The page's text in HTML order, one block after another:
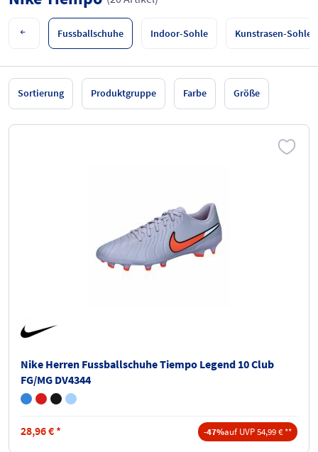
Fussballschuhe Indoor-Sohle Kunstrasen-Sohle
Sortierung Produktgruppe Farbe Größe
Nike Herren Fussballschuhe Tiempo Legend 10 Club
FG/MG DV4344
28,96€ * -47%auf UVP 54,99 € **